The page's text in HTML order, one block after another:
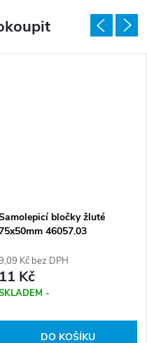
bločky žluté
46057.03
Kč bez DPH
11 Kč
-
DO KOŠÍKU